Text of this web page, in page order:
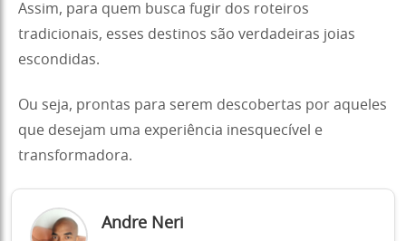
Assim, para quem busca fugir dos roteiros
tradicionais, esses destinos são verdadeiras joias
escondidas.
Ou seja, prontas para serem descobertas por aqueles
que desejam uma experiência inesquecível e
transformadora.
Andre Neri